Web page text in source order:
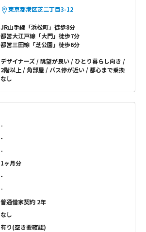
東京都港区芝二丁目3-12
JR山手線「浜松町」徒歩8分
都営大江戸線「大門」徒歩7分
都営三田線「芝公園」徒歩6分
デザイナーズ 眺望が良い
ひとり暮らし向き
2階以上
角部屋 バス停が近い
都心まで乗換
なし
-
-
-
1ヶ月分
-
-
普通借家契約 2年
なし
有り(空き要確認)